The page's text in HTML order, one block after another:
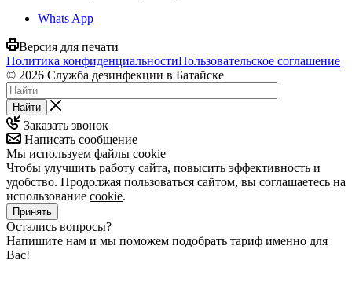
Whats App
Версия для печати
Политика конфиденциальностиПользовательское соглашение
© 2026 Служба дезинфекции в Батайске
Найти
Заказать звонок
Написать сообщение
Мы используем файлы cookie
Чтобы улучшить работу сайта, повысить эффективность и
удобство. Продолжая пользоваться сайтом, вы соглашаетесь на
использование cookie.
Принять
Остались вопросы?
Напишите нам и мы поможем подобрать тариф именно для
Вас!